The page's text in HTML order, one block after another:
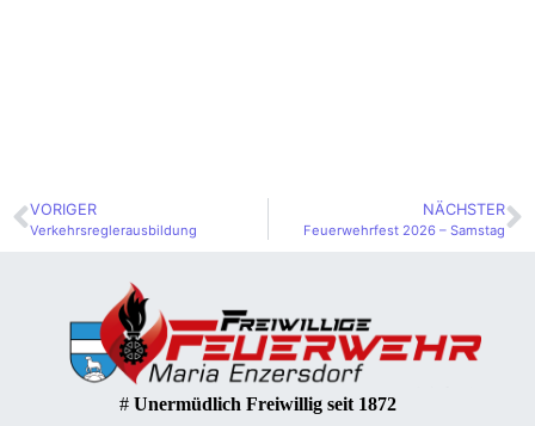
VORIGER
Verkehrsreglerausbildung
NÄCHSTER
Feuerwehrfest 2026 – Samstag
# Unermüdlich Freiwillig seit 1872